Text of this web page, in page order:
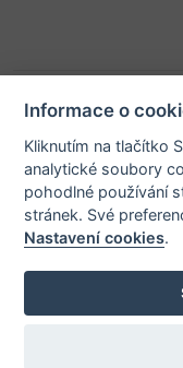
Informace o
Kliknutím na tlačítko
analytické soubory
pohodlné používání
stránek. Své
Nastavení cookies.
© 2026 Město